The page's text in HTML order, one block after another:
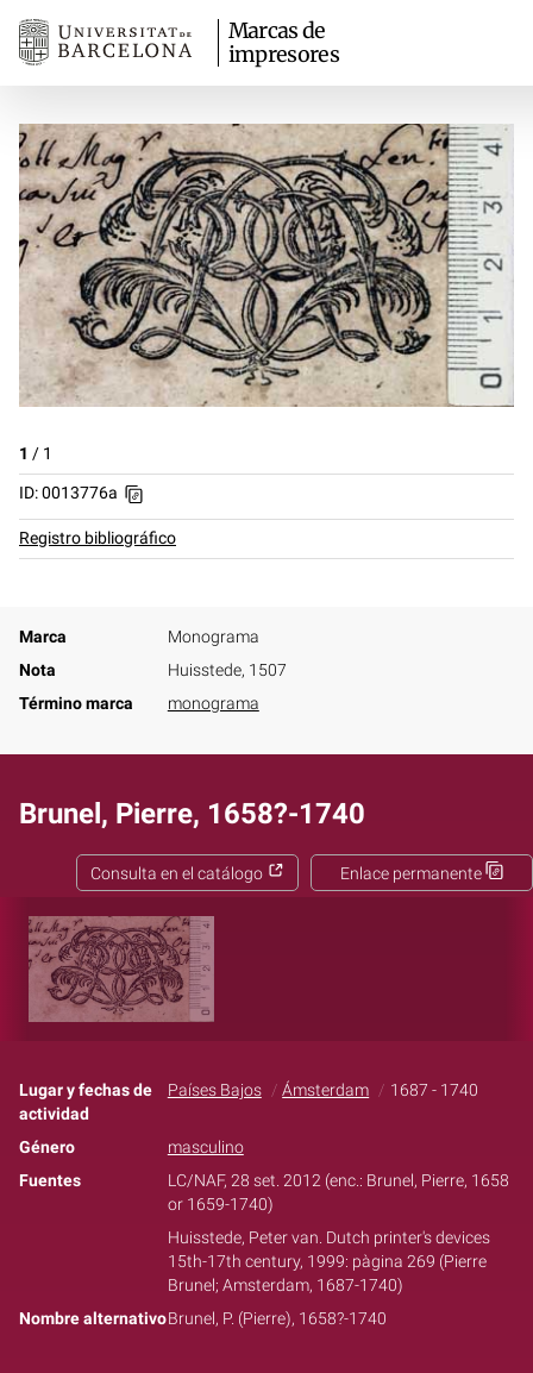
Marcas de
impresores
1 / 1
ID: 0013776a
Registro bibliográfico
Marca
Monograma
Nota
Huisstede, 1507
Término marca
monograma
Brunel, Pierre, 1658?-1740
Enlace permanente
Consulta en el catálogo
Lugar y fechas de
actividad
Países Bajos Ámsterdam 1687 - 1740
Género
masculino
Fuentes
LC/NAF, 28 set. 2012 (enc.: Brunel, Pierre, 1658
or 1659-1740)
Huisstede, Peter van. Dutch printer's devices
15th-17th century, 1999: pàgina 269 (Pierre
Brunel; Amsterdam, 1687-1740)
Nombre alternativoBrunel, P. (Pierre), 1658?-1740